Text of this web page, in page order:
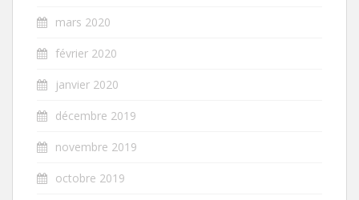
mars 2020
février 2020
janvier 2020
décembre 2019
novembre 2019
octobre 2019